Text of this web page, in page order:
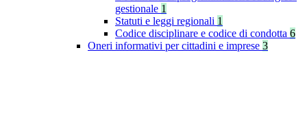
gestionale 1
Statuti e leggi regionali 1
Codice disciplinare e codice di condotta 6
Oneri informativi per cittadini e imprese 3